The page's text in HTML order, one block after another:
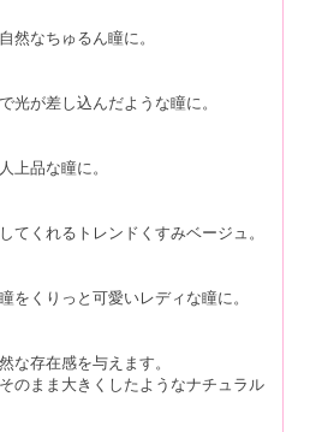
然なちゅるん瞳に。
光が差し込んだような瞳に。
上品な瞳に。
てくれるトレンドくすみベージュ。
をくりっと可愛いレディな瞳に。
な存在感を与えます。
のまま大きくしたようなナチュラル